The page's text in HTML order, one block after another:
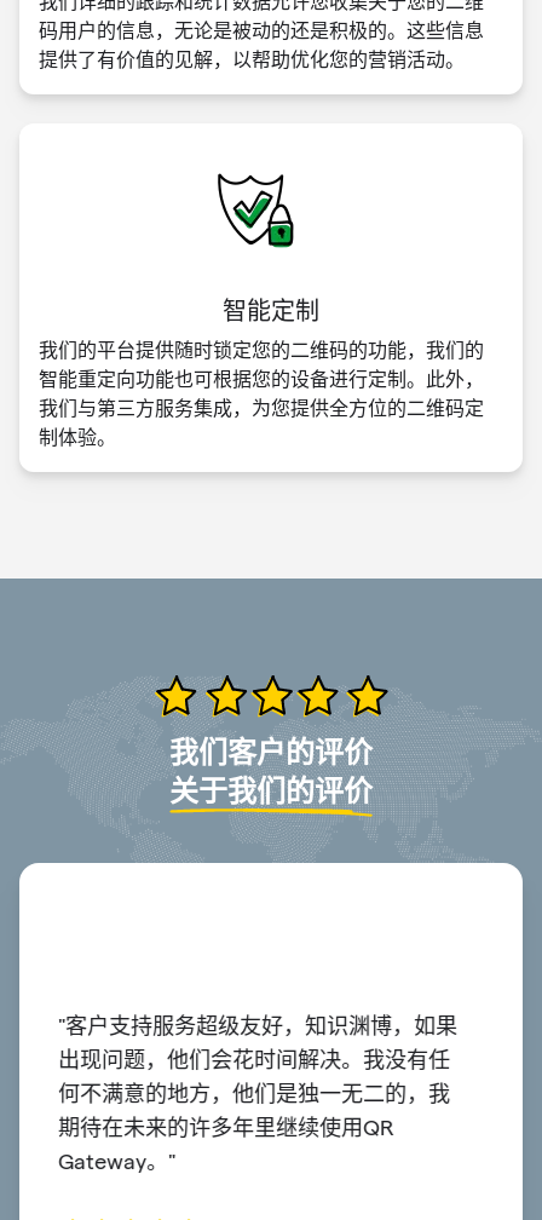
码用户的信息，无论是被动的还是积极的。这些信息
提供了有价值的见解，以帮助优化您的营销活动。
智能定制
我们的平台提供随时锁定您的二维码的功能，我们的
智能重定向功能也可根据您的设备进行定制。此外，
我们与第三方服务集成，为您提供全方位的二维码定
制体验。
我们客户的评价
关于我们的评价
"客户支持服务超级友好，知识渊博，如果
出现问题，他们会花时间解决。我没有任
何不满意的地方，他们是独一无二的，我
期待在未来的许多年里继续使用QR
Gateway。"